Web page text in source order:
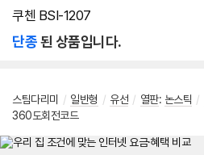
쿠첸 BSI-1207
단종된 상품입니다.
스팀다리미 / 일반형 / 유선 / 열판: 논스틱 /
360도회전코드